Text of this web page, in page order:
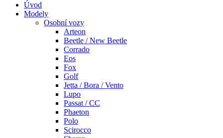
Úvod
Modely
Osobní vozy
Arteon
Beetle / New Beetle
Corrado
Eos
Fox
Golf
Jetta / Bora / Vento
Lupo
Passat / CC
Phaeton
Polo
Scirocco